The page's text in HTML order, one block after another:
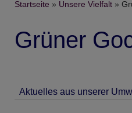
Breadcrumb
Startseite Unsere Vielfalt
Grüner
Aktuelles aus unserer